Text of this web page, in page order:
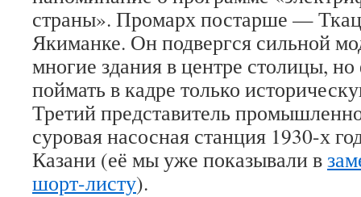
страны». Промарх постарше —
Якиманке. Он подвергся сильной
многие здания в центре столицы,
поймать в кадре только
Третий представитель
суровая насосная станция 1930-х
Казани (её мы уже показывали в
шорт-листу).